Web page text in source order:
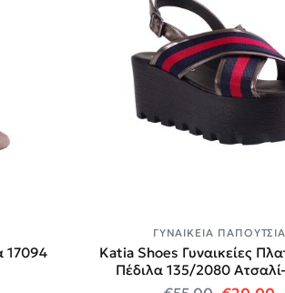
17094
ΓΥΝΑΙΚΕΊΑ ΠΑΠΟΎΤΣΙΑ
Katia Shoes Γυναικείες
Πέδιλα 135/2080